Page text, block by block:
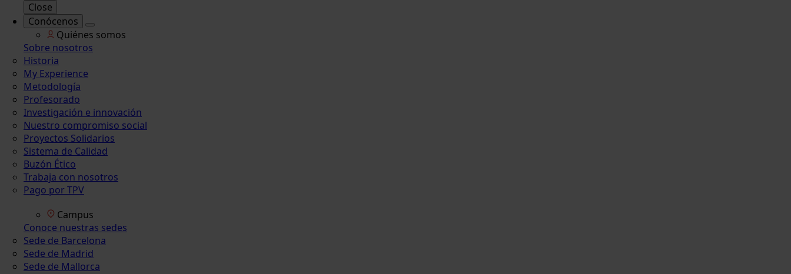
Close
Conócenos
Quiénes somos
Sobre nosotros
Historia
My Experience
Metodología
Profesorado
Investigación e innovación
Nuestro compromiso social
Proyectos Solidarios
Sistema de Calidad
Buzón Ético
Trabaja con nosotros
Pago por TPV
Campus
Conoce nuestras sedes
Sede de Barcelona
Sede de Madrid
Sede de Mallorca